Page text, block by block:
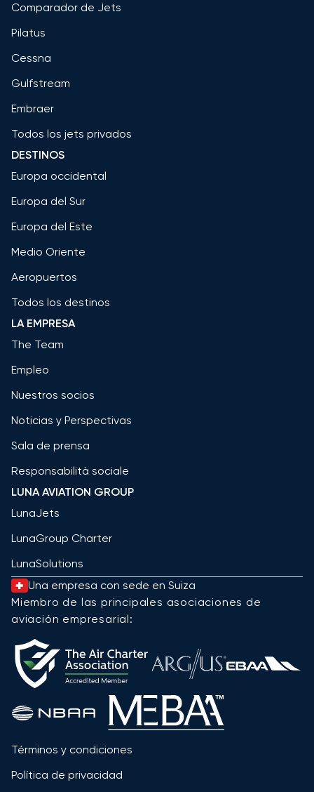
Comparador de Jets
Pilatus
Cessna
Gulfstream
Embraer
Todos los jets privados
DESTINOS
Europa occidental
Europa del Sur
Europa del Este
Medio Oriente
Aeropuertos
Todos los destinos
LA EMPRESA
The Team
Empleo
Nuestros socios
Noticias y Perspectivas
Sala de prensa
Responsabilità sociale
LUNA AVIATION GROUP
LunaJets
LunaGroup Charter
LunaSolutions
Una empresa con sede en Suiza
Miembro de las principales asociaciones de
aviación empresarial:
Términos y condiciones
Política de privacidad